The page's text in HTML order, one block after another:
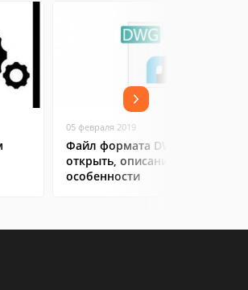
05 февраля 2019
Файл формата DWG: чем
открыть, описание,
особенности